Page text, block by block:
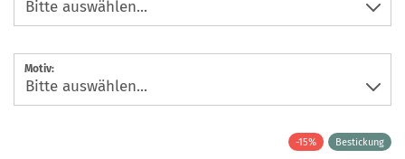
Motiv:
-15% Bestickung